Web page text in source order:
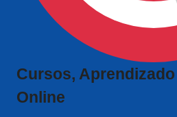
Cursos,
Online